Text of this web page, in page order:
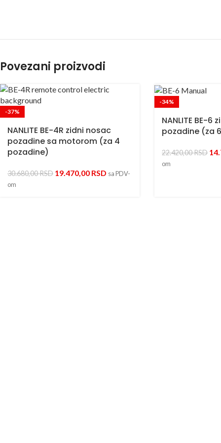
Povezani proizvodi
-37%
NANLITE BE-4R zidni nosac
pozadine sa motorom (za 4
pozadine)
30.680,00RSD 19.470,00 RSD sa PDV-
om
-34%
NANLITE BE-6
pozadine (za
22.420,00RSD
om